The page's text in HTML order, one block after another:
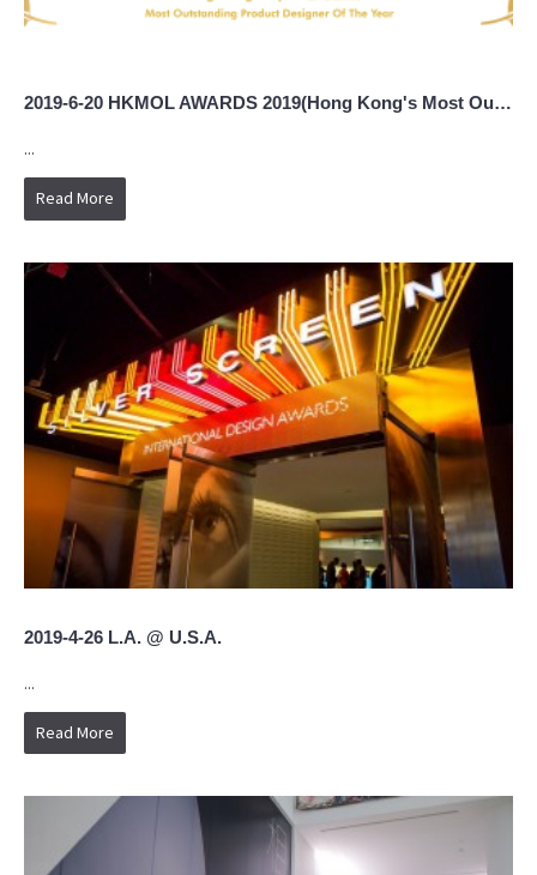
2019-6-20 HKMOL AWARDS 2019(Hong Kong's Most Outstanding Leader Awards)
...
Read More
2019-4-26 L.A. @ U.S.A.
...
Read More